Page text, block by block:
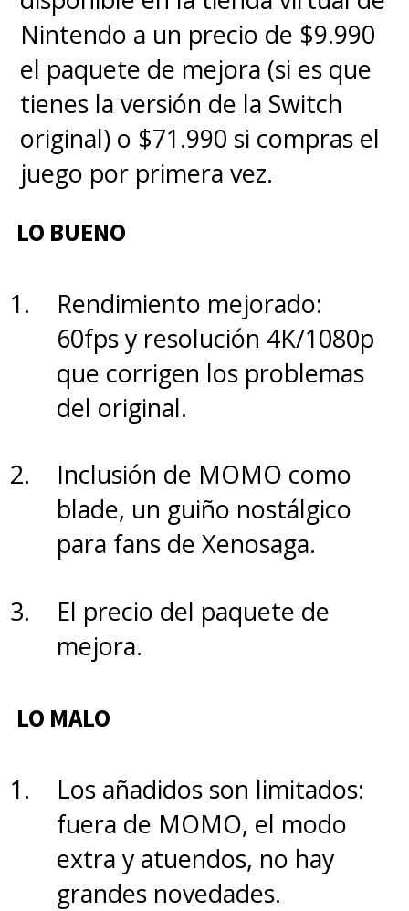
LO BUENO
- Jugabilidad fresca con elTail
Flicky puzzles creativos.
- Diseño de niveles más
interactivo y exploratorio.
- Compatibilidad con Amiibo que
amplía la experiencia.
LO MALO
- Historia demasiado simple y
predecible.
escenarios.
poco memorable.
Nintendo a un precio de $9.990
el paquete de mejora (si es que
tienes la versión de la Switch
original) o $71.990 si compras el
juego por primera vez.
LO BUENO
Rendimiento mejorado:
60fps y resolución 4K/1080p
que corrigen los problemas
del original.
Inclusión de MOMO como
blade, un guiño nostálgico
para fans de Xenosaga.
El precio del paquete de
mejora.
LO MALO
Los añadidos son limitados:
fuera de MOMO, el modo
extra y atuendos, no hay
grandes novedades.